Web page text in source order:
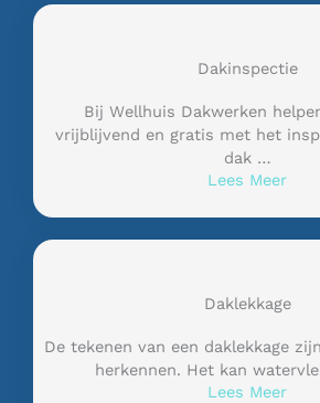
Dakinspectie
Bij Wellhuis Dakwerken
vrijblijvend en gratis met het
dak …
Lees Meer
Daklekkage
De tekenen van een daklekkage
herkennen. Het kan
Lees Meer